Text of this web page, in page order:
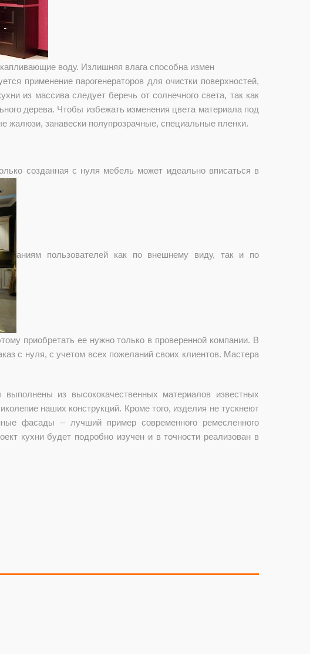
воду. Излишняя влага способна измен
применение парогенераторов для очистки поверхностей,
из массива следует беречь от солнечного света, так как
дерева. Чтобы избежать изменения цвета материала под
жалюзи, занавески полупрозрачные, специальные пленки.
созданная с нуля мебель может идеально вписаться в
аниям пользователей как по внешнему виду, так и по
приобретать ее нужно только в проверенной компании. В
с нуля, с учетом всех пожеланий своих клиентов. Мастера
из высококачественных материалов известных
наших конструкций. Кроме того, изделия не тускнеют
фасады – лучший пример современного ремесленного
кухни будет подробно изучен и в точности реализован в